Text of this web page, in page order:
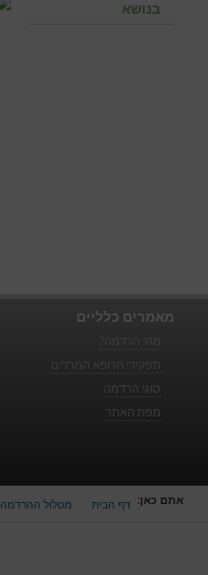
בנושא
מאמרים כלליים
תפקידי הרופא המרדים
סוגי הרדמה
מפת האתר
אתם כאן: דף הבית מסלול ההרדמה